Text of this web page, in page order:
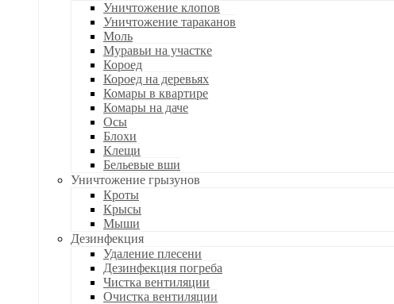
Уничтожение клопов
Уничтожение тараканов
Моль
Муравьи на участке
Короед
Короед на деревьях
Комары в квартире
Комары на даче
Осы
Блохи
Клещи
Бельевые вши
Уничтожение грызунов
Кроты
Крысы
Мыши
Дезинфекция
Удаление плесени
Дезинфекция погреба
Чистка вентиляции
Очистка вентиляции